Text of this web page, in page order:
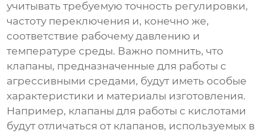
учитывать требуемую точность регулировки,
частоту переключения и, конечно же,
соответствие рабочему давлению и
температуре среды. Важно помнить, что
клапаны, предназначенные для работы с
агрессивными средами, будут иметь особые
характеристики и материалы изготовления.
Например, клапаны для работы с кислотами
будут отличаться от клапанов, используемых в